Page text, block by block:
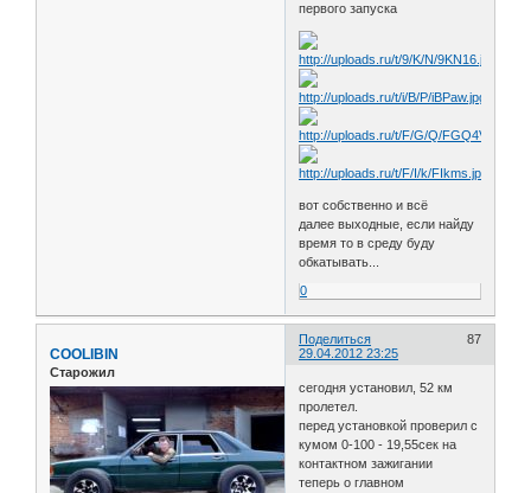
первого запуска
вот собственно и всё
далее выходные, если найду
время то в среду буду
обкатывать...
0
Поделиться
87
29.04.2012 23:25
COOLIBIN
Старожил
сегодня установил, 52 км
пролетел.
перед установкой проверил с
кумом 0-100 - 19,55сек на
контактном зажигании
теперь о главном